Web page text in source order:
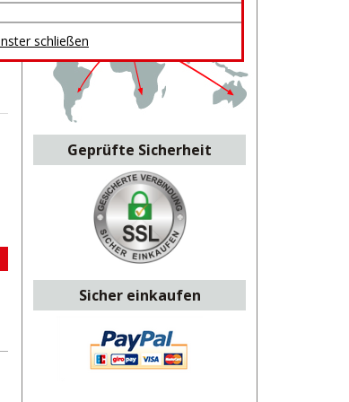
schließen
Geprüfte Sicherheit
Sicher einkaufen